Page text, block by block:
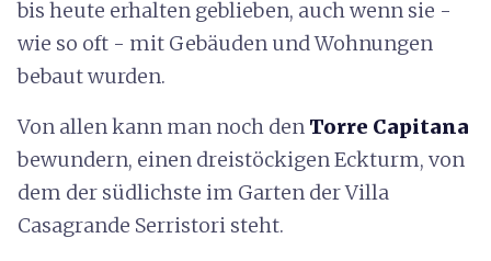
bis heute erhalten geblieben, auch wenn sie -
wie so oft - mit Gebäuden und Wohnungen
bebaut wurden.
Von allen kann man noch den Torre Capitana
bewundern, einen dreistöckigen Eckturm, von
dem der südlichste im Garten der Villa
Casagrande Serristori steht.